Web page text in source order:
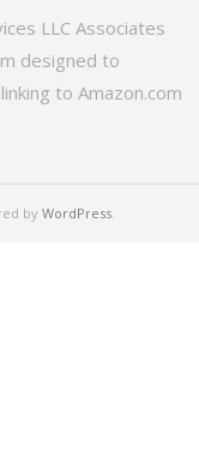
LLC Associates
designed to
to Amazon.com
by WordPress.